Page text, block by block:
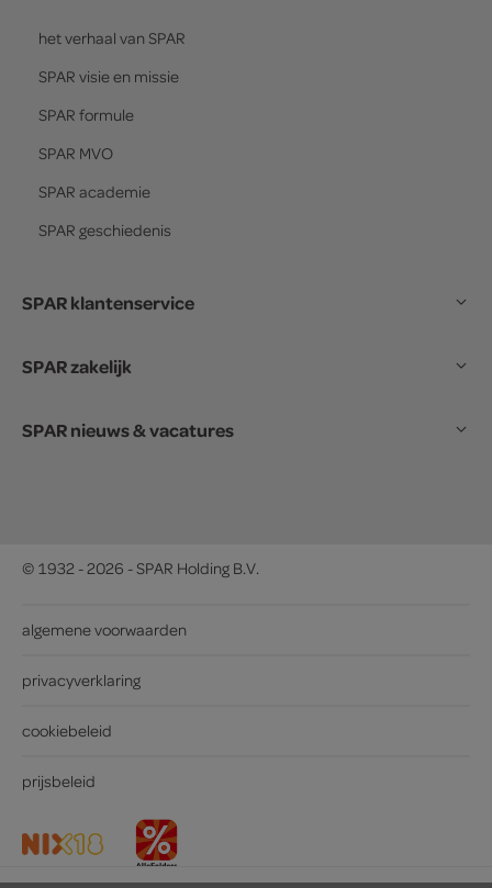
het verhaal van SPAR
SPAR visie en missie
SPAR formule
SPAR MVO
SPAR academie
SPAR geschiedenis
SPAR klantenservice
SPAR zakelijk
SPAR nieuws & vacatures
© 1932 - 2026 - SPAR Holding B.V.
algemene voorwaarden
privacyverklaring
cookiebeleid
prijsbeleid